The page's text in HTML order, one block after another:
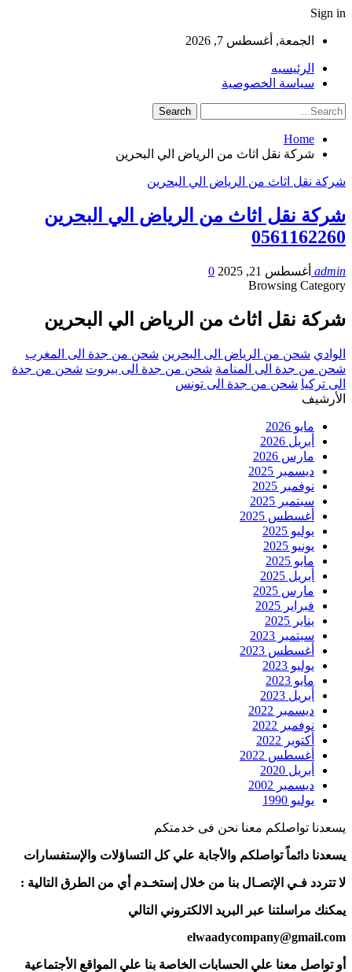
Sign in
الجمعة, أغسطس 7, 2026
الرئيسيه
سياسة الخصوصية
Home
شركة نقل اثاث من الرياض الي البحرين
شركة نقل اثاث من الرياض الي البحرين
شركة نقل اثاث من الرياض الي البحرين
0561162260
admin أغسطس 21, 2025
0
Browsing Category
شركة نقل اثاث من الرياض الي البحرين
الوادي شحن من الرياض الى البحرين شحن من جدة الى المغرب
شحن من جدة الى المنامة شحن من جدة الى بيروت شحن من جدة
الى تركيا شحن من جدة الى تونس
الأرشيف
مايو 2026
أبريل 2026
مارس 2026
ديسمبر 2025
نوفمبر 2025
سبتمبر 2025
أغسطس 2025
يوليو 2025
يونيو 2025
مايو 2025
أبريل 2025
مارس 2025
فبراير 2025
يناير 2025
سبتمبر 2023
أغسطس 2023
يوليو 2023
مايو 2023
أبريل 2023
ديسمبر 2022
نوفمبر 2022
أكتوبر 2022
أغسطس 2022
أبريل 2020
ديسمبر 2002
يوليو 1990
يسعدنا تواصلكم معنا نحن فى خدمتكم
يسعدنا دائماً تواصلكم والأجابة علي كل التساؤلات والإستفسارات
لا تتردد فـي الإتصـال بنا من خلال إستخـدم أي من الطرق التالية :
يمكنك مراسلتنا عبر البريد الالكتروني التالي
elwaadycompany@gmail.com
أو تواصل معنا علي الحسابات الخاصة بنا علي المواقع الأجتماعية